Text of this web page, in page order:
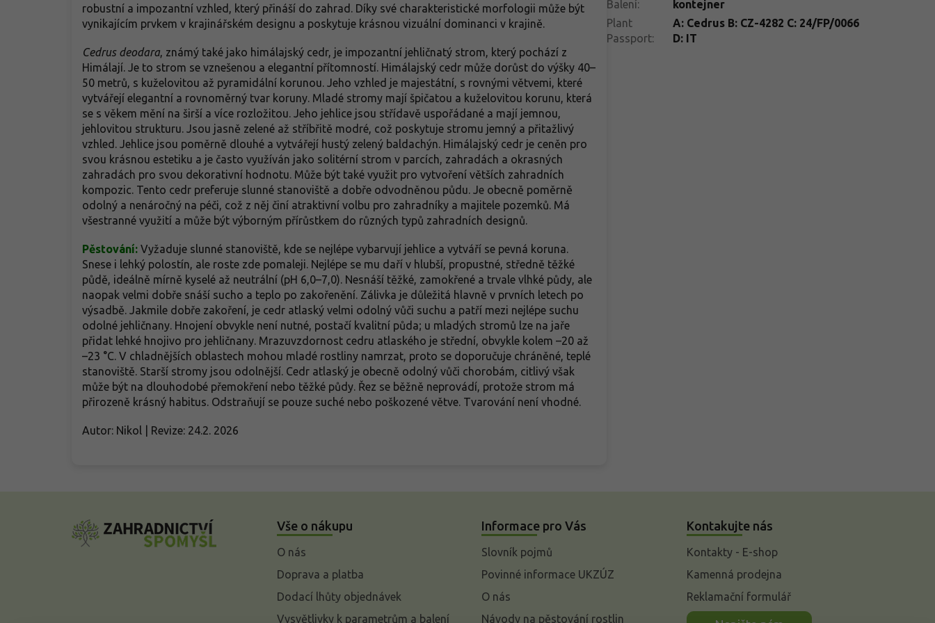
robustní a impozantní vzhled, který přináší do zahrad. Díky své charakteristické morfologii může být
vynikajícím prvkem v krajinářském designu a poskytuje krásnou vizuální dominanci v krajině.
Cedrus deodara, známý také jako himálajský cedr, je impozantní jehličnatý strom, který pochází z
Himálají. Je to strom se vznešenou a elegantní přítomností. Himálajský cedr může dorůst do výšky 40–
50 metrů, s kuželovitou až pyramidální korunou. Jeho vzhled je majestátní, s rovnými větvemi, které
vytvářejí elegantní a rovnoměrný tvar koruny. Mladé stromy mají špičatou a kuželovitou korunu, která
se s věkem mění na širší a více rozložitou. Jeho jehlice jsou střídavě uspořádané a mají jemnou,
jehlovitou strukturu. Jsou jasně zelené až stříbřitě modré, což poskytuje stromu jemný a přitažlivý
vzhled. Jehlice jsou poměrně dlouhé a vytvářejí hustý zelený baldachýn. Himálajský cedr je ceněn pro
svou krásnou estetiku a je často využíván jako solitérní strom v parcích, zahradách a okrasných
zahradách pro svou dekorativní hodnotu. Může být také využit pro vytvoření větších zahradních
kompozic. Tento cedr preferuje slunné stanoviště a dobře odvodněnou půdu. Je obecně poměrně
odolný a nenáročný na péči, což z něj činí atraktivní volbu pro zahradníky a majitele pozemků. Má
všestranné využití a může být výborným přírůstkem do různých typů zahradních designů.
Pěstování: Vyžaduje slunné stanoviště, kde se nejlépe vybarvují jehlice a vytváří se pevná koruna.
Snese i lehký polostín, ale roste zde pomaleji. Nejlépe se mu daří v hlubší, propustné, středně těžké
půdě, ideálně mírně kyselé až neutrální (pH 6,0–7,0). Nesnáší těžké, zamokřené a trvale vlhké půdy, ale
naopak velmi dobře snáší sucho a teplo po zakořenění. Zálivka je důležitá hlavně v prvních letech po
výsadbě. Jakmile dobře zakoření, je cedr atlaský velmi odolný vůči suchu a patří mezi nejlépe suchu
odolné jehličnany. Hnojení obvykle není nutné, postačí kvalitní půda; u mladých stromů lze na jaře
přidat lehké hnojivo pro jehličnany. Mrazuvzdornost cedru atlaského je střední, obvykle kolem –20 až
–23 °C. V chladnějších oblastech mohou mladé rostliny namrzat, proto se doporučuje chráněné, teplé
stanoviště. Starší stromy jsou odolnější. Cedr atlaský je obecně odolný vůči chorobám, citlivý však
může být na dlouhodobé přemokření nebo těžké půdy. Řez se běžně neprovádí, protože strom má
přirozeně krásný habitus. Odstraňují se pouze suché nebo poškozené větve. Tvarování není vhodné.
Autor: Nikol | Revize: 24.2. 2026
Balení:
kontejner
Plant
Passport:
A: Cedrus B: CZ-4282 C: 24/FP/0066
D: IT
Vše o nákupu
O nás
Doprava a platba
Dodací lhůty objednávek
Vysvětlivky k parametrům a balení
Informace pro Vás
Slovník pojmů
Povinné informace UKZÚZ
O nás
Návody na pěstování rostlin
Kontakujte nás
Kontakty - E-shop
Kamenná prodejna
Reklamační formulář